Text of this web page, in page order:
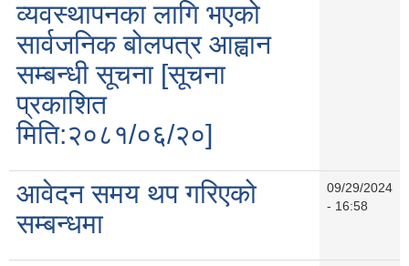
व्यवस्थापनका लागि भएको
सार्वजनिक बोलपत्र आह्वान
सम्बन्धी सूचना [सूचना
प्रकाशित
मिति:२०८१/०६/२०]
आवेदन समय थप गरिएको
सम्बन्धमा
09/29/2024
- 16:58